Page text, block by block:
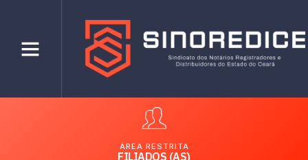
ÁREA RESTRITA
FILIADOS (AS)